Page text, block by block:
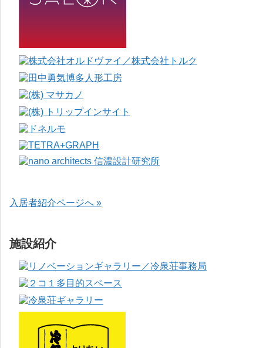
入居者紹介ページへ »
施設紹介